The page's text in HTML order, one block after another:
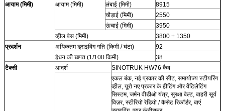
आयाम (मिमी)
आयाम (मिमी) लंबाई (मिमी)
8915
चौड़ाई (मिमी)
2550
ऊंचाई (मिमी)
3950
व्हील बेस (मिमी)
3800 + 1350
प्रदर्शन
अधिकतम ड्राइविंग गति (किमी / घंटा)
92
ईंधन की खपत (1/100 किमी)
38
टैक्सी
आदर्श
SINOTRUK HW76 कैब
एकल बंक, नई प्रकार की सीट, समायोज्य स्टीयरिंग
व्हील, यूरो नए प्रकार के हीटिंग और वेंटिलेटिंग
सिस्टम, जर्मन वीडीओ यंत्र, सुरक्षा बेल्ट, बाहरी सूर्य
विज़र, स्टीरियो रेडियो / कैसेट रिकॉर्डर, बाएं